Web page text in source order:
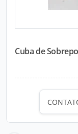
Cuba de